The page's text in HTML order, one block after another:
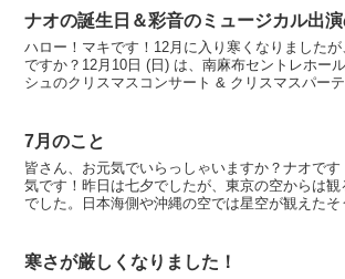
ナオの誕生日＆彩音のミュージカル出
ハロー！マキです！12月に入り寒くなりました
ですか？12月10日 (日) は、南麻布セントレホー
シュのクリスマスコンサート & クリスマスパー
7月のこと
皆さん、お元気でいらっしゃいますか？ナオで
気です！昨日は七夕でしたが、東京の空からは
でした。日本海側や沖縄の空では星空が観えた
寒さが厳しくなりました！